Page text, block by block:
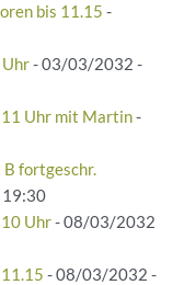
bis 11.15 -
Uhr- 03/03/2032 -
11 Uhr mit Martin-
B fortgeschr.
Uhr- 08/03/2032
- 08/03/2032 -